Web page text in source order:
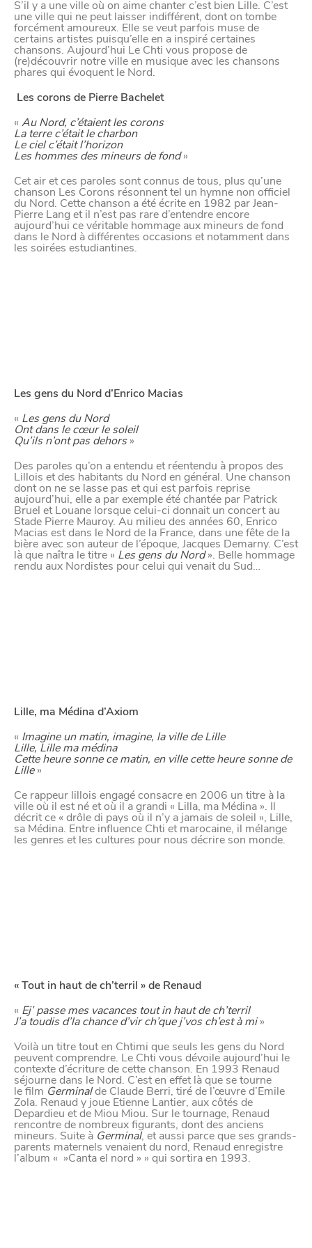
S’il y a une ville où on aime chanter c’est bien Lille. C’est
une ville qui ne peut laisser indifférent, dont on tombe
forcément amoureux. Elle se veut parfois muse de
certains artistes puisqu’elle en a inspiré certaines
chansons. Aujourd’hui Le Chti vous propose de
(re)découvrir notre ville en musique avec les chansons
phares qui évoquent le Nord.
Les corons de Pierre Bachelet
« Au Nord, c’étaient les corons
La terre c’était le charbon
Le ciel c’était l’horizon
Les hommes des mineurs de fond»
Cet air et ces paroles sont connus de tous, plus qu’une
chanson Les Corons résonnent tel un hymne non officiel
du Nord. Cette chanson a été écrite en 1982 par Jean-
Pierre Lang et il n’est pas rare d’entendre encore
aujourd’hui ce véritable hommage aux mineurs de fond
dans le Nord à différentes occasions et notamment dans
les soirées estudiantines.
Les gens du Nord d’Enrico Macias
« Les gens du Nord
Ont dans le cœur le soleil
Qu’ils n’ont pas dehors»
Des paroles qu’on a entendu et réentendu à propos des
Lillois et des habitants du Nord en général. Une chanson
dont on ne se lasse pas et qui est parfois reprise
aujourd’hui, elle a par exemple été chantée par Patrick
Bruel et Louane lorsque celui-ci donnait un concert au
Stade Pierre Mauroy. Au milieu des années 60, Enrico
Macias est dans le Nord de la France, dans une fête de la
bière avec son auteur de l’époque, Jacques Demarny. C’est
là que naîtra le titre « Les gens du Nord». Belle hommage
rendu aux Nordistes pour celui qui venait du Sud…
Lille, ma Médina d’Axiom
« Imagine un matin, imagine, la ville de Lille
Lille, Lille ma médina
Cette heure sonne ce matin, en ville cette heure sonne de
Lille»
Ce rappeur lillois engagé consacre en 2006 un titre à la
ville où il est né et où il a grandi « Lilla, ma Médina ». Il
décrit ce « drôle di pays où il n’y a jamais de soleil », Lille,
sa Médina. Entre influence Chti et marocaine, il mélange
les genres et les cultures pour nous décrire son monde.
« Tout in haut de ch’terril » de Renaud
« Ej’ passe mes vacances tout in haut de ch’terril
J’a toudis d’la chance d’vir ch’que j’vos ch’est à mi»
Voilà un titre tout en Chtimi que seuls les gens du Nord
peuvent comprendre. Le Chti vous dévoile aujourd’hui le
contexte d’écriture de cette chanson. En 1993 Renaud
séjourne dans le Nord. C’est en effet là que se tourne
le film Germinalde Claude Berri, tiré de l’œuvre d’Emile
Zola. Renaud y joue Etienne Lantier, aux côtés de
Depardieu et de Miou Miou. Sur le tournage, Renaud
rencontre de nombreux figurants, dont des anciens
mineurs. Suite à Germinal, et aussi parce que ses grands-
parents maternels venaient du nord, Renaud enregistre
l’album « »Canta el nord » » qui sortira en 1993.
le
YouTube
Paramètres de
confidentialité
Afin de faciliter votre navigation et de vous
apporter le meilleur service possible, nous utilisons
des cookies pour améliorer le site aux besoins des
visiteurs, notamment selon la fréquentation.
Nos politique de confidentialité